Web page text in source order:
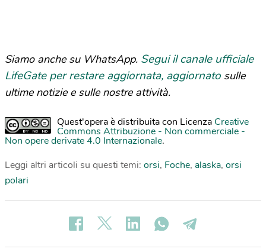
Siamo anche su WhatsApp. Segui il canale ufficiale
LifeGate per restare aggiornata, aggiornato sulle
ultime notizie e sulle nostre attività.
Quest'opera è distribuita con Licenza Creative
Commons Attribuzione - Non commerciale -
Non opere derivate 4.0 Internazionale.
Leggi altri articoli su questi temi: orsi, Foche, alaska, orsi
polari